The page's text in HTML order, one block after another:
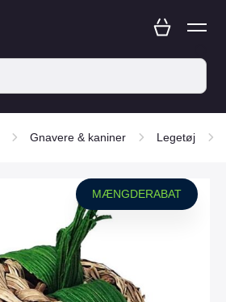
Gnavere & kaniner Legetøj
MÆNGDERABAT